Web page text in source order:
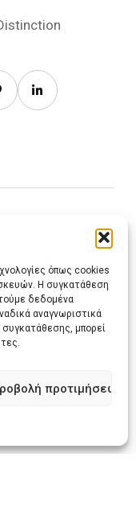
όπως cookies
Η συγκατάθεση
δεδομένα
αναγνωριστικά
μπορεί
προτιμήσεων
PROJECT